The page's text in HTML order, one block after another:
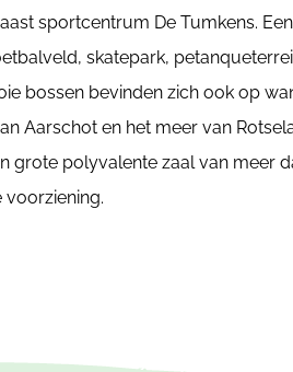
sportcentrum De Tumkens.
skatepark,
bossen bevinden zich ook op
Aarschot en het meer van
grote polyvalente zaal van meer
voorziening.